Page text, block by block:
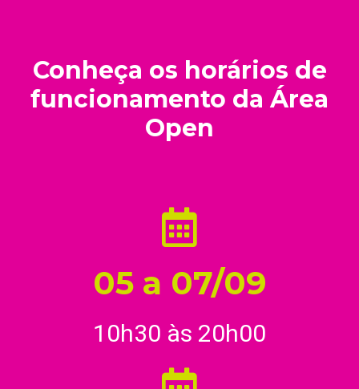
Conheça os horários de
funcionamento da Área
Open
05 a 07/09
10h30 às 20h00